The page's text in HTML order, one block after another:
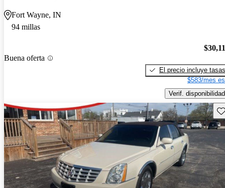
Fort Wayne, IN
94 millas
Buena oferta
El precio incluye tasas
$583/mes
Verif. disponibilidad